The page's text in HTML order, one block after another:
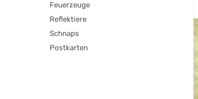
Feuerzeuge
Reflektiere
Schnaps
Postkarten